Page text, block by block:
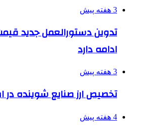
3 هفته پیش
تدوین دستورالعمل جدید
ادامه دارد
3 هفته پیش
تخصیص ارز صنایع شوینده در
4 هفته پیش